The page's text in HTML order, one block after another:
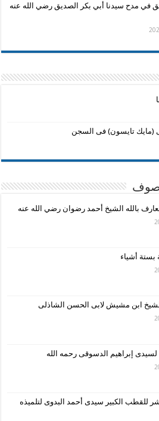
في مدح سيدنا أبي بكر الصديق رضي الله عنه
(مايك تايسون) فى السجن
بالله الشيخ أحمد رضوان رضي الله عنه
بستة أشياء
ابن مشيش لابى الحسن الشاذلى
لسيدى إبراهيم الدسوقى رحمه الله
للقطب الكبير سيدى أحمد البدوى لتلميذه